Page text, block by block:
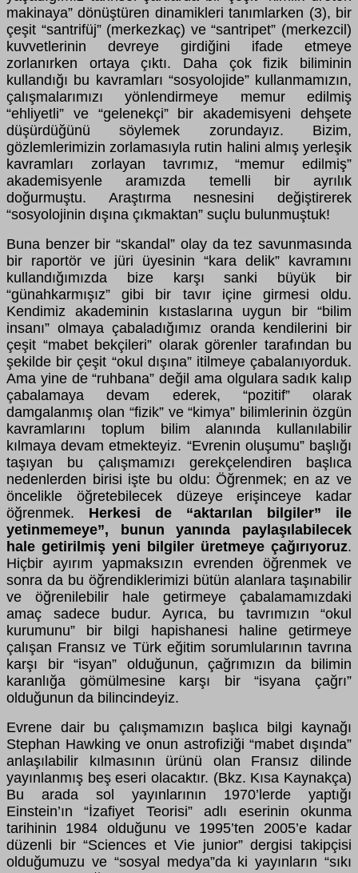
makinaya” dönüştüren dinamikleri tanımlarken (3), bir
çeşit “santrifüj” (merkezkaç) ve “santripet” (merkezcil)
kuvvetlerinin devreye girdiğini ifade etmeye
zorlanırken ortaya çıktı. Daha çok fizik biliminin
kullandığı bu kavramları “sosyolojide” kullanmamızın,
çalışmalarımızı yönlendirmeye memur edilmiş
“ehliyetli” ve “gelenekçi” bir akademisyeni dehşete
düşürdüğünü söylemek zorundayız. Bizim,
gözlemlerimizin zorlamasıyla rutin halini almış yerleşik
kavramları zorlayan tavrımız, “memur edilmiş”
akademisyenle aramızda temelli bir ayrılık
doğurmuştu. Araştırma nesnesini değiştirerek
“sosyolojinin dışına çıkmaktan” suçlu bulunmuştuk!
Buna benzer bir “skandal” olay da tez savunmasında
bir raportör ve jüri üyesinin “kara delik” kavramını
kullandığımızda bize karşı sanki büyük bir
“günahkarmışız” gibi bir tavır içine girmesi oldu.
Kendimiz akademinin kıstaslarına uygun bir “bilim
insanı” olmaya çabaladığımız oranda kendilerini bir
çeşit “mabet bekçileri” olarak görenler tarafından bu
şekilde bir çeşit “okul dışına” itilmeye çabalanıyorduk.
Ama yine de “ruhbana” değil ama olgulara sadık kalıp
çabalamaya devam ederek, “pozitif” olarak
damgalanmış olan “fizik” ve “kimya” bilimlerinin özgün
kavramlarını toplum bilim alanında kullanılabilir
kılmaya devam etmekteyiz. “Evrenin oluşumu” başlığı
taşıyan bu çalışmamızı gerekçelendiren başlıca
nedenlerden birisi işte bu oldu: Öğrenmek; en az ve
öncelikle öğretebilecek düzeye erişinceye kadar
öğrenmek. Herkesi de “aktarılan bilgiler” ile
yetinmemeye”, bunun yanında paylaşılabilecek
hale getirilmiş yeni bilgiler üretmeye çağırıyoruz.
Hiçbir ayırım yapmaksızın evrenden öğrenmek ve
sonra da bu öğrendiklerimizi bütün alanlara taşınabilir
ve öğrenilebilir hale getirmeye çabalamamızdaki
amaç sadece budur. Ayrıca, bu tavrımızın “okul
kurumunu” bir bilgi hapishanesi haline getirmeye
çalışan Fransız ve Türk eğitim sorumlularının tavrına
karşı bir “isyan” olduğunun, çağrımızın da bilimin
karanlığa gömülmesine karşı bir “isyana çağrı”
olduğunun da bilincindeyiz.
Evrene dair bu çalışmamızın başlıca bilgi kaynağı
Stephan Hawking ve onun astrofiziği “mabet dışında”
anlaşılabilir kılmasının ürünü olan Fransız dilinde
yayınlanmış beş eseri olacaktır. (Bkz. Kısa Kaynakça)
Bu arada sol yayınlarının 1970’lerde yaptığı
Einstein’ın “İzafiyet Teorisi” adlı eserinin okunma
tarihinin 1984 olduğunu ve 1995’ten 2005’e kadar
düzenli bir “Sciences et Vie junior” dergisi takipçisi
olduğumuzu ve “sosyal medya”da ki yayınların “sıkı